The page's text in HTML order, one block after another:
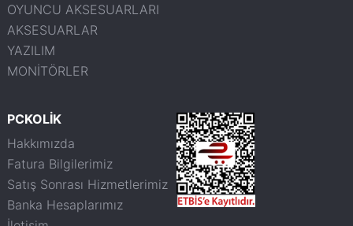
OYUNCU AKSESUARLARI
AKSESUARLAR
YAZILIM
MONİTÖRLER
PCKOLİK
Hakkımızda
Fatura Bilgilerimiz
Satış Sonrası Hizmetlerimiz
Banka Hesaplarımız